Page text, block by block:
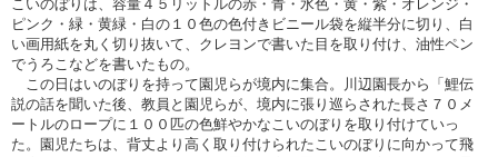
こいのぼりは、容量４５リットルの赤・青・水色・黄・紫・オレンジ・
ピンク・緑・黄緑・白の１０色の色付きビニール袋を縦半分に切り、白
い画用紙を丸く切り抜いて、クレヨンで書いた目を取り付け、油性ペン
でうろこなどを書いたもの。
この日はいのぼりを持って園児らが境内に集合。川辺園長から「鯉伝
説の話を聞いた後、教員と園児らが、境内に張り巡らされた長さ７０メ
ートルのロープに１００匹の色鮮やかなこいのぼりを取り付けていっ
た。園児たちは、背丈より高く取り付けられたこいのぼりに向かって飛